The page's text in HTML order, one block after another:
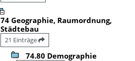
74 Geographie, Raumordnung,
Städtebau
21 Einträge
74.80 Demographie